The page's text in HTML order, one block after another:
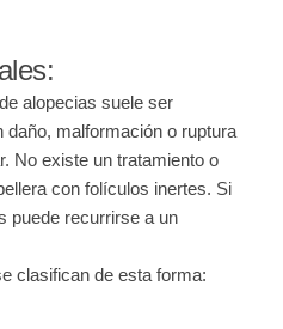
alopecias suele ser
daño, malformación o ruptura
No existe un tratamiento o
con folículos inertes. Si
puede recurrirse a un
clasifican de esta forma: